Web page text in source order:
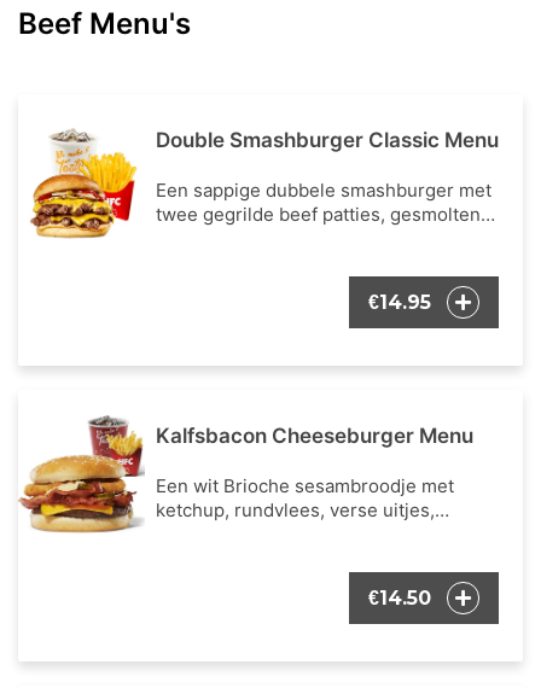
Beef Menu's
Double Smashburger Classic Menu
Een sappige dubbele smashburger met
twee gegrilde beef patties, gesmolten
augurkenschijfjes en een klassieke mix
van ketchup & mosterd. Inclusief een
portie Franse frietjes en een frisdrank
€14.95
Kalfsbacon Cheeseburger Menu
Een wit Brioche sesambroodje met
ketchup, rundvlees, verse uitjes,
Franse frietjes en een frisdrank naar
€14.50